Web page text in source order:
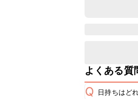
よくある質
Q 日持ちはど